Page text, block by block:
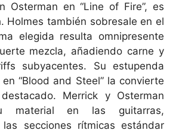
Osterman en “Line of Fire”, es
Holmes también sobresale en el
elegida resulta omnipresente
mezcla, añadiendo carne y
subyacentes. Su estupenda
“Blood and Steel” la convierte
Merrick y Osterman
material en las guitarras,
secciones rítmicas estándar